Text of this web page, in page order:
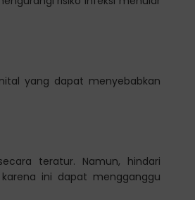
yang dapat menyebabkan
teratur. Namun, hindari
ini dapat mengganggu